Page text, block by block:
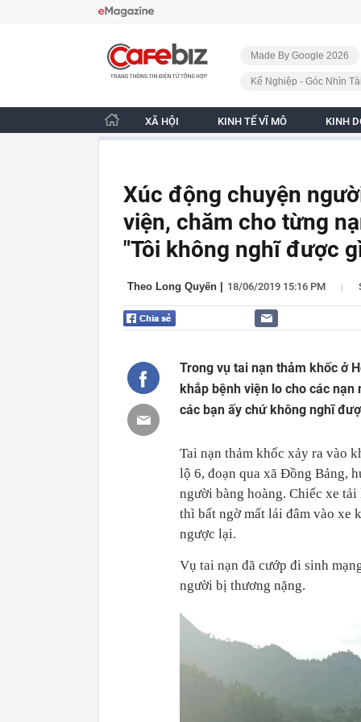
CafeBiz - Trang chủ
Made By Google 2026
Kế Nghiệp - Góc Nhìn
XÃ HỘI KINH TẾ VĨ MÔ KINH
Xúc động chuyện
viện, chăm cho từng
"Tôi không nghĩ được
Theo Long Quyến 18/06/2019 15:16 PM |
Trong vụ tai nạn thảm khốc ở
khắp bệnh viện lo cho các
các bạn ấy chứ không nghĩ
Tai nạn thảm khốc xảy ra vào
lộ 6, đoạn qua xã Đồng Bảng,
người bàng hoàng. Chiếc xe
thì bất ngờ mất lái đâm vào xe
ngược lại.
Vụ tai nạn đã cướp đi sinh
người bị thương nặng.